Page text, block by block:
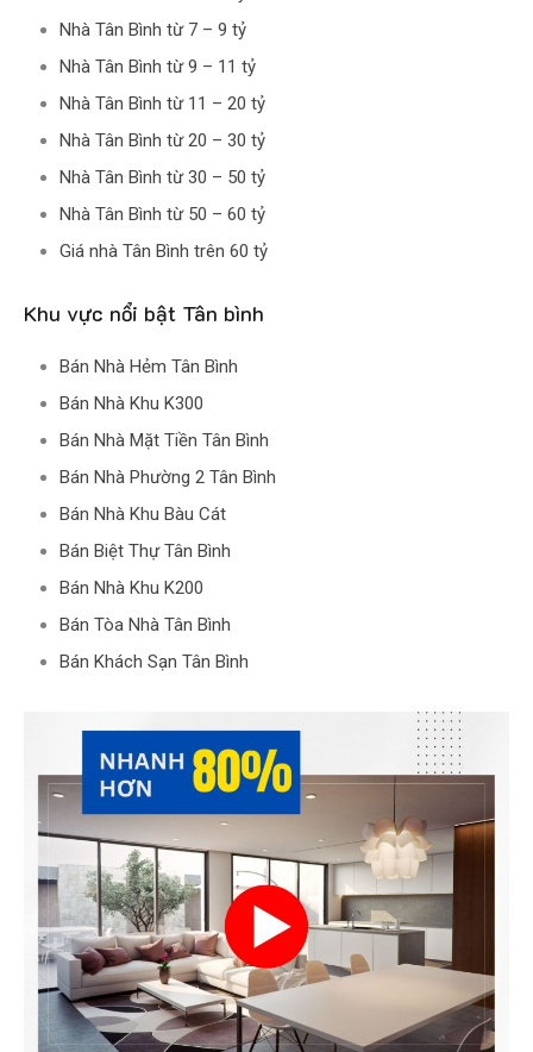
Nhà Tân Bình từ 7 – 9 tỷ
Nhà Tân Bình từ 9 – 11 tỷ
Nhà Tân Bình từ 11 – 20 tỷ
Nhà Tân Bình từ 20 – 30 tỷ
Nhà Tân Bình từ 30 – 50 tỷ
Nhà Tân Bình từ 50 – 60 tỷ
Giá nhà Tân Bình trên 60 tỷ
Khu vực nổi bật Tân bình
Bán Nhà Hẻm Tân Bình
Bán Nhà Khu K300
Bán Nhà Mặt Tiền Tân Bình
Bán Nhà Phường 2 Tân Bình
Bán Nhà Khu Bàu Cát
Bán Biệt Thự Tân Bình
Bán Nhà Khu K200
Bán Tòa Nhà Tân Bình
Bán Khách Sạn Tân Bình